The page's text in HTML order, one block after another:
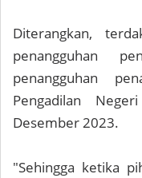
Diterangkan,
penangguhan
penangguhan
Pengadilan
Desember 2023.
"Sehingga ketika